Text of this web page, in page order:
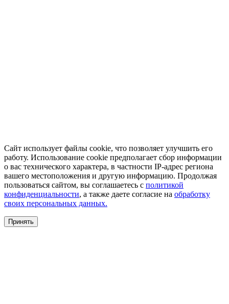
Сайт использует файлы cookie, что позволяет улучшить его
работу. Использование cookie предполагает сбор информации
о вас технического характера, в частности IP-адрес региона
вашего местоположения и другую информацию. Продолжая
пользоваться сайтом, вы соглашаетесь с политикой
конфиденциальности, а также даете согласие на обработку
своих персональных данных.
Принять